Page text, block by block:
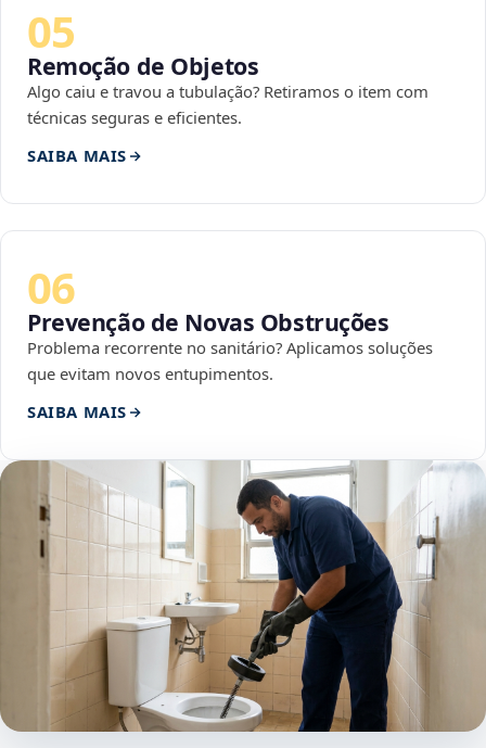
05
Remoção de Objetos
Algo caiu e travou a tubulação? Retiramos o item com
técnicas seguras e eficientes.
SAIBA MAIS
06
Prevenção de Novas Obstruções
Problema recorrente no sanitário? Aplicamos soluções
que evitam novos entupimentos.
SAIBA MAIS